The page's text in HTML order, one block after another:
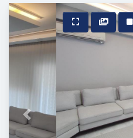
Previous